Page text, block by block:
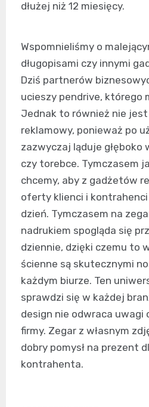
dłużej niż 12 miesięcy.
Wspomnieliśmy o
długopisami czy innymi
Dziś partnerów
ucieszy pendrive, którego
Jednak to również nie jest
reklamowy, ponieważ po
zazwyczaj ląduje głęboko
czy torebce. Tymczasem
chcemy, aby z gadżetów
oferty klienci i
dzień. Tymczasem na
nadrukiem spogląda się
dziennie, dzięki czemu to
ścienne są skutecznymi
każdym biurze. Ten
sprawdzi się w każdej
design nie odwraca uwagi
firmy. Zegar z własnym
dobry pomysł na prezent
kontrahenta.